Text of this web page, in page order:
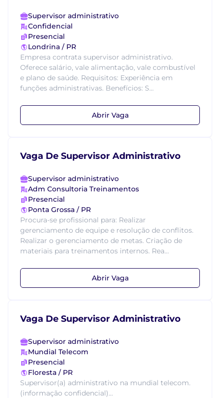
Supervisor administrativo
Confidencial
Presencial
Londrina / PR
Empresa contrata supervisor administrativo.
Oferece salário, vale alimentação, vale combustível
e plano de saúde. Requisitos: Experiência em
funções administrativas. Benefícios: S...
Abrir Vaga
Vaga De Supervisor Administrativo
Supervisor administrativo
Adm Consultoria Treinamentos
Presencial
Ponta Grossa / PR
Procura-se profissional para: Realizar
gerenciamento de equipe e resolução de conflitos.
Realizar o gerenciamento de metas. Criação de
materiais para treinamentos internos. Rea...
Abrir Vaga
Vaga De Supervisor Administrativo
Supervisor administrativo
Mundial Telecom
Presencial
Floresta / PR
Supervisor(a) administrativo na mundial telecom.
(informação confidencial)...